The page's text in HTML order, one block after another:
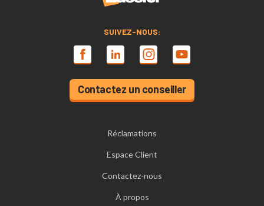
SUIVEZ-NOUS:
Contactez un conseiller
Réclamations
Espace Client
Contactez-nous
À propos